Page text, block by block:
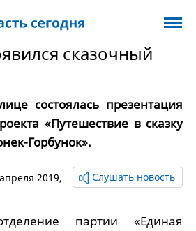
сказочный
состоялась презентация
«Путешествие в сказку
Горбунок».
2019, Слушать новость
партии «Единая